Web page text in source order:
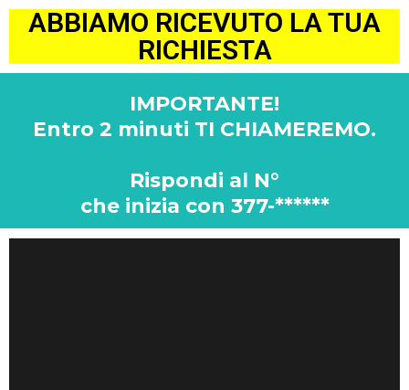
ABBIAMO RICEVUTO LA TUA
RICHIESTA
IMPORTANTE!
Entro 2 minuti TI CHIAMEREMO.
Rispondi al N°
che inizia con 377-******